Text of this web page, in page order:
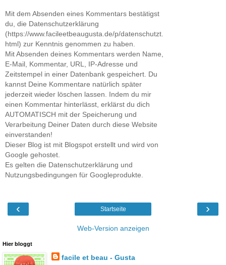
Mit dem Absenden eines Kommentars bestätigst
du, die Datenschutzerklärung
(https://www.facileetbeaugusta.de/p/datenschutzt.
html) zur Kenntnis genommen zu haben.
Mit Absenden deines Kommentars werden Name,
E-Mail, Kommentar, URL, IP-Adresse und
Zeitstempel in einer Datenbank gespeichert. Du
kannst Deine Kommentare natürlich später
jederzeit wieder löschen lassen. Indem du mir
einen Kommentar hinterlässt, erklärst du dich
AUTOMATISCH mit der Speicherung und
Verarbeitung Deiner Daten durch diese Website
einverstanden!
Dieser Blog ist mit Blogspot erstellt und wird von
Google gehostet.
Es gelten die Datenschutzerklärung und
Nutzungsbedingungen für Googleprodukte.
‹ ›
Startseite
Web-Version anzeigen
Hier bloggt
facile et beau - Gusta